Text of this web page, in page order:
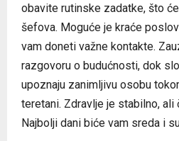
obavite rutinske zadatke, što
šefova. Moguće je kraće
vam doneti važne kontakte.
razgovoru o budućnosti, dok
upoznaju zanimljivu osobu
teretani. Zdravlje je stabilno, ali
Najbolji dani biće vam sreda i